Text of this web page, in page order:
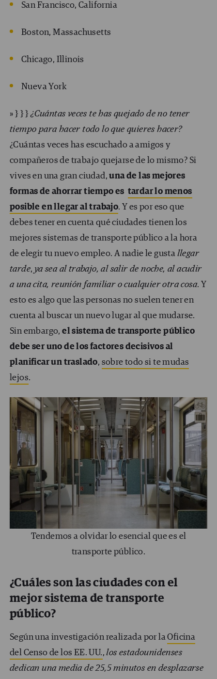
San Francisco, California
Boston, Massachusetts
Chicago, Illinois
Nueva York
» } } }¿Cuántas veces te has quejado de no tener
tiempo para hacer todo lo que quieres hacer?
¿Cuántas veces has escuchado a amigos y
compañeros de trabajo quejarse de lo mismo? Si
vives en una gran ciudad,una de las mejores
formas de ahorrar tiempo es tardar lo menos
posible en llegar al trabajo. Y es por eso que
debes tener en cuenta qué ciudades tienen los
mejores sistemas de transporte público a la hora
de elegir tu nuevo empleo. A nadie le gusta llegar
tarde, ya sea al trabajo, al salir de noche, al acudir
a una cita, reunión familiar o cualquier otra cosa. Y
esto es algo que las personas no suelen tener en
cuenta al buscar un nuevo lugar al que mudarse.
Sin embargo,el sistema de transporte público
debe ser uno de los factores decisivos al
planificar un traslado, sobre todo si te mudas
lejos.
Tendemos a olvidar lo esencial que es el
transporte público.
¿Cuáles son las ciudades con el
mejor sistema de transporte
público?
Según una investigación realizada por laOficina
del Censo de los EE. UU.,los estadounidenses
dedican una media de 25,5 minutos en desplazarse